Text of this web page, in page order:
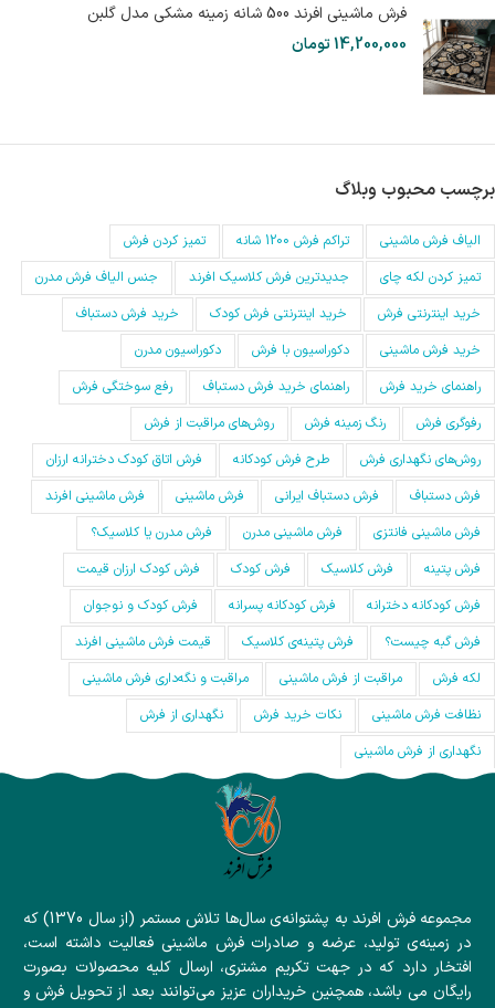
فرش ماشینی افرند 500 شانه زمینه مشکی مدل گلبن
14,200,000تومان
برچسب محبوب وبلاگ
الیاف فرش ماشینی تراکم فرش 1200 شانه
تمیز کردن فرش
تمیز کردن لکه چای
جدیدترین فرش کلاسیک افرند
جنس الیاف فرش مدرن
خرید اینترنتی فرش
خرید اینترنتی فرش کودک
خرید فرش دستباف
خرید فرش ماشینی
دکوراسیون با فرش
دکوراسیون مدرن
راهنمای خرید فرش
راهنمای خرید فرش دستباف
رفع سوختگی فرش
رفوگری فرش
رنگ زمینه فرش
روش‌های مراقبت از فرش
روش‌های نگهداری فرش
طرح فرش کودکانه
فرش اتاق کودک دخترانه ارزان
فرش دستباف
فرش دستباف ایرانی فرش ماشینی
فرش ماشینی افرند
فرش ماشینی فانتزی
فرش ماشینی مدرن
فرش مدرن یا کلاسیک؟
فرش پتینه
فرش کلاسیک فرش کودک
فرش کودک ارزان قیمت
فرش کودکانه دخترانه
فرش کودکانه پسرانه
فرش کودک و نوجوان
فرش گبه چیست؟
فرش‌ پتینه‌ی کلاسیک
قیمت فرش ماشینی افرند
لکه فرش
مراقبت از فرش ماشینی
مراقبت و نگه‌داری فرش ماشینی
نظافت فرش ماشینی
نکات خرید فرش
نگهداری از فرش
نگهداری از فرش ماشینی
مجموعه فرش افرند به پشتوانه‌ی سال‌ها تلاش مستمر (از سال 1370) که
در زمینه‌ی تولید، عرضه و صادرات فرش ماشینی فعالیت داشته است،
افتخار دارد که در جهت تکریم مشتری، ارسال کلیه محصولات بصورت
رایگان می باشد، همچنین خریداران عزیز می‌توانند بعد از تحویل فرش و